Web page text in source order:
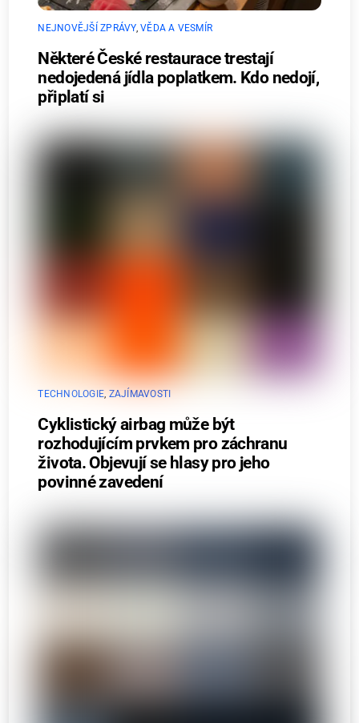
NEJNOVĚJŠÍ ZPRÁVY,VĚDA A VESMÍR
Některé České restaurace trestají
nedojedená jídla poplatkem. Kdo nedojí,
připlatí si
TECHNOLOGIE ZAJÍMAVOSTI
Cyklistický airbag může být
rozhodujícím prvkem pro záchranu
života. Objevují se hlasy pro jeho
povinné zavedení